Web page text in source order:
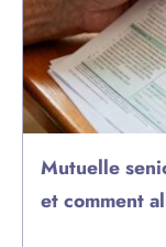
Mutuelle
et comment